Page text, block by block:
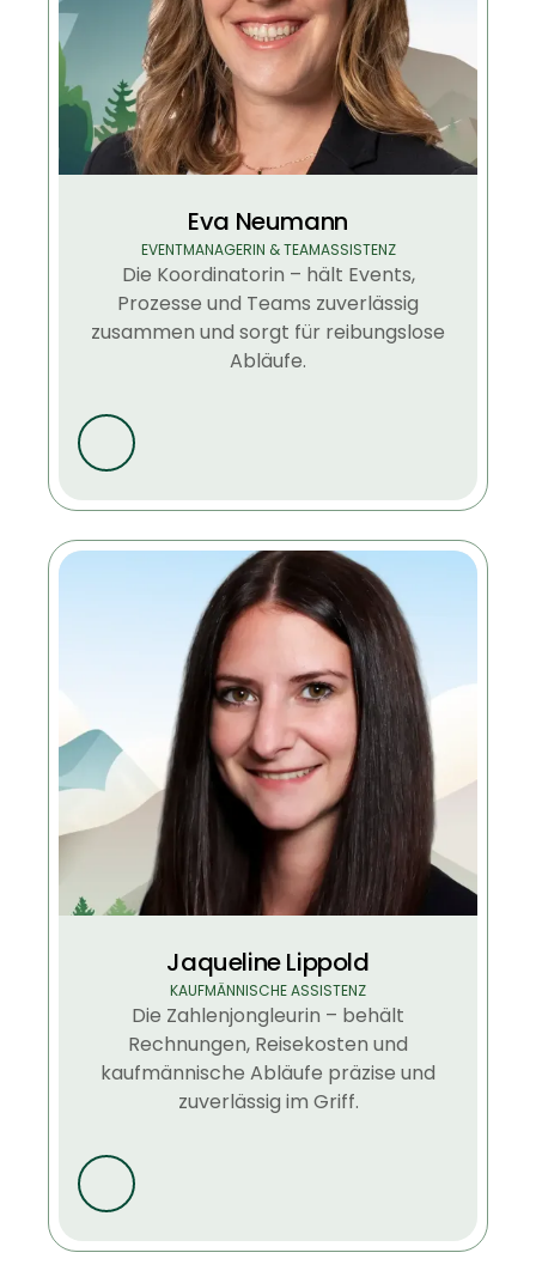
Eva Neumann
EVENTMANAGERIN & TEAMASSISTENZ
Die Koordinatorin – hält Events,
Prozesse und Teams zuverlässig
zusammen und sorgt für reibungslose
Abläufe.
Jaqueline Lippold
KAUFMÄNNISCHE ASSISTENZ
Die Zahlenjongleurin – behält
Rechnungen, Reisekosten und
kaufmännische Abläufe präzise und
zuverlässig im Griff.